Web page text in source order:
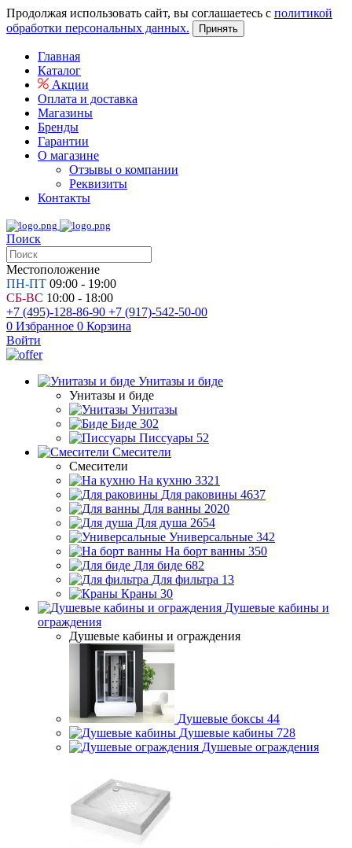
Продолжая использовать сайт, вы соглашаетесь с политикой
обработки персональных данных.
Принять
Главная
Каталог
Акции
Оплата и доставка
Магазины
Бренды
Гарантии
О магазине
Отзывы о компании
Реквизиты
Контакты
Поиск
Местоположение
ПН-ПТ 09:00 - 19:00
СБ-ВС 10:00 - 18:00
+7 (495)-128-86-90 +7 (917)-542-50-00
0 Избранное 0 Корзина
Войти
Унитазы и биде
Унитазы и биде
Унитазы
Биде 302
Писсуары 52
Смесители
Смесители
На кухню 3321
Для раковины 4637
Для ванны 2020
Для душа 2654
Универсальные 342
На борт ванны 350
Для биде 682
Для фильтра 13
Краны 30
Душевые кабины и
ограждения
Душевые кабины и ограждения
Душевые боксы 44
Душевые кабины 728
Душевые ограждения